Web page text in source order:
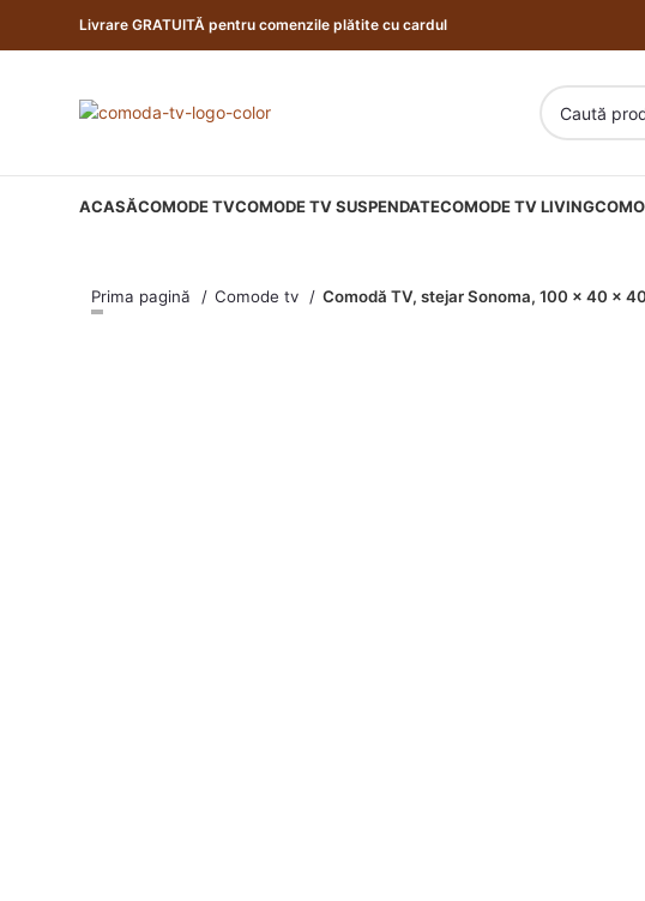
Livrare GRATUITĂ pentru comenzile plătite cu cardul
ACASĂCOMODE TVCOMODE TV SUSPENDATECOMODE TV LIVING
Prima pagină Comode tv Comodă TV, stejar Sonoma, 100 x 40 x